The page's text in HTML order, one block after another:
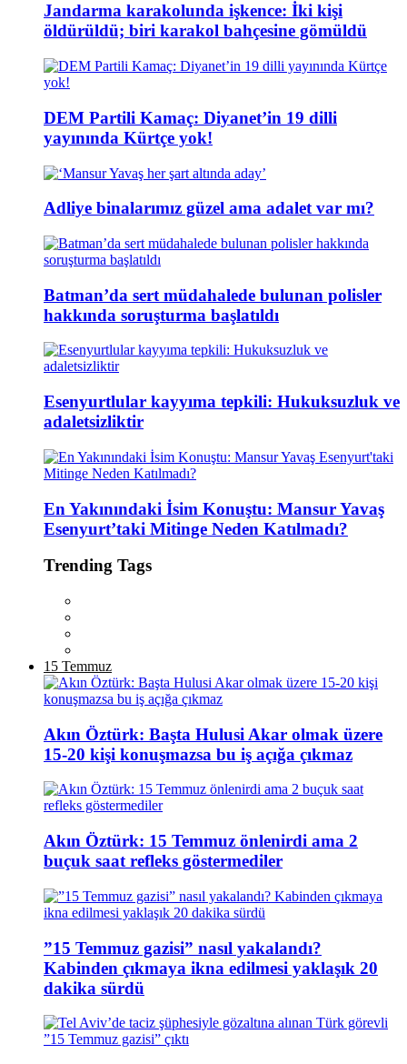
Jandarma karakolunda işkence: İki kişi
öldürüldü; biri karakol bahçesine gömüldü
DEM Partili Kamaç: Diyanet’in 19 dilli
yayınında Kürtçe yok!
Adliye binalarımız güzel ama adalet var mı?
Batman’da sert müdahalede bulunan polisler
hakkında soruşturma başlatıldı
Esenyurtlular kayyıma tepkili: Hukuksuzluk ve
adaletsizliktir
En Yakınındaki İsim Konuştu: Mansur Yavaş
Esenyurt’taki Mitinge Neden Katılmadı?
Trending Tags
15 Temmuz
Akın Öztürk: Başta Hulusi Akar olmak üzere
15-20 kişi konuşmazsa bu iş açığa çıkmaz
Akın Öztürk: 15 Temmuz önlenirdi ama 2
buçuk saat refleks göstermediler
”15 Temmuz gazisi” nasıl yakalandı?
Kabinden çıkmaya ikna edilmesi yaklaşık 20
dakika sürdü